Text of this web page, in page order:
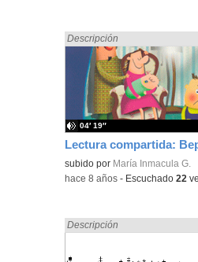
Encontrado «divertidos» en:
Descripción
subido por María Inmacula G.
04′ 19″
-hace 8 años - Escuchado22
Encontrado «divertidos» en:
Descripción